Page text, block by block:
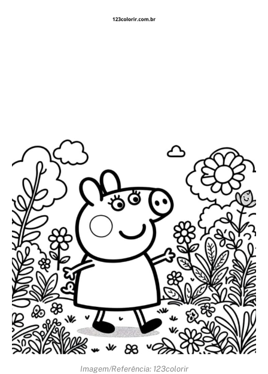
Imagem/Referência: 123colorir